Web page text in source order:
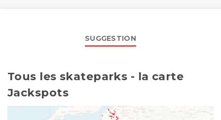
SUGGESTION
Tous les skateparks - la carte
Jackspots